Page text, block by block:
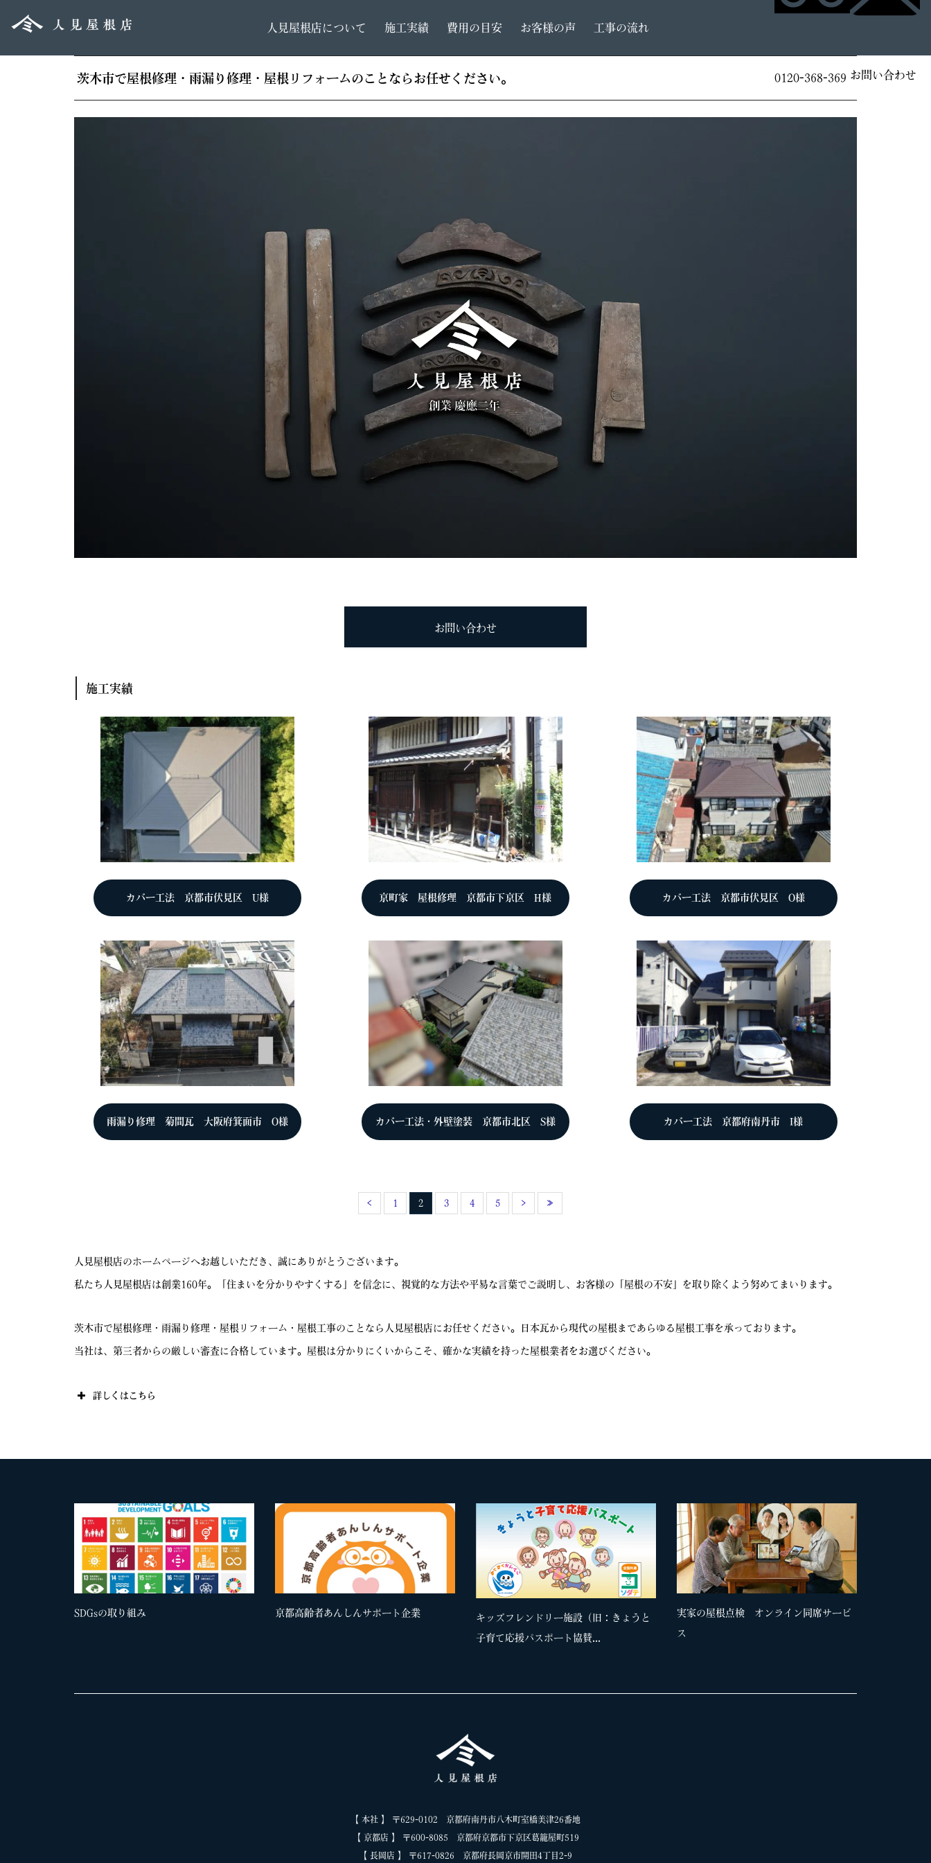
人見屋根店について 施工実績 費用の目安 お客様の声 工事の流れ
0120-368-369 お問い合わせ
茨木市で屋根修理・雨漏り修理・屋根リフォームのことならお任せください。
お問い合わせ
施工実績
カバー工法 京都市伏見区 U様 京町家 屋根修理 京都市下京区 H様 カバー工法 京都市伏見区 O様
雨漏り修理 菊間瓦 大阪府箕面市 O様 カバー工法・外壁塗装 京都市北区 S様 カバー工法 京都府南丹市 I様
‹ 1 2 3 4 5 › »
人見屋根店のホームページへお越しいただき、誠にありがとうございます。
私たち人見屋根店は創業160年。「住まいを分かりやすくする」を信念に、視覚的な方法や平易な言葉でご説明し、お客様の「屋根の不安」を取り除くよう努めてまいります。
茨木市で屋根修理・雨漏り修理・屋根リフォーム・屋根工事のことなら人見屋根店にお任せください。日本瓦から現代の屋根まであらゆる屋根工事を承っております。
当社は、第三者からの厳しい審査に合格しています。屋根は分かりにくいからこそ、確かな実績を持った屋根業者をお選びください。
詳しくはこちら
SDGsの取り組み 京都高齢者あんしんサポート企業
キッズフレンドリー施設（旧：きょうと
子育て応援パスポート協賛...
実家の屋根点検 オンライン同席サービ
ス
【 本社 】 〒629-0102 京都府南丹市八木町室橋美津26番地
【 京都店 】 〒600-8085 京都府京都市下京区葛籠屋町519
【 長岡店 】 〒617-0826 京都府長岡京市開田4丁目2-9